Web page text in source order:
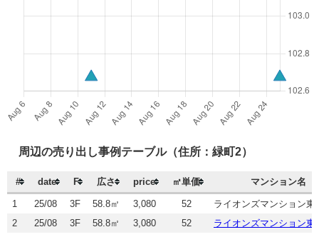
周辺の売り出し事例テーブル（住所：緑町2）
# date F 広さ price ㎡単価 マンション名
1 25/08 3F 58.8㎡ 3,080 52 ライオンズマンション東
2 25/08 3F 58.8㎡ 3,080 52 ライオンズマンション東